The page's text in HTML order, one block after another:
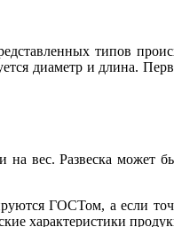
типов
диаметр и длина.
на вес. Развеска
ГОСТом, а если
характеристики